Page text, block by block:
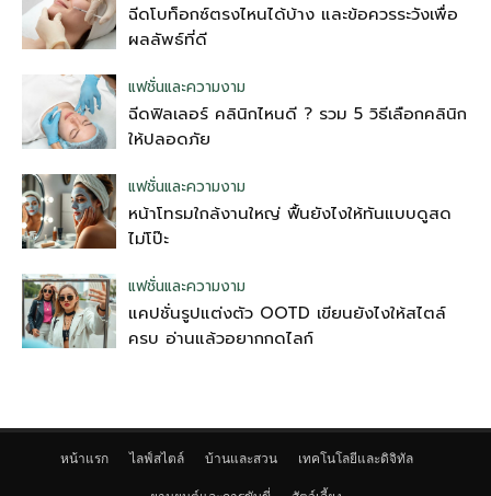
ฉีดโบท็อกซ์ตรงไหนได้บ้าง และข้อควรระวังเพื่อ
ผลลัพธ์ที่ดี
แฟชั่นและความงาม
ฉีดฟิลเลอร์ คลินิกไหนดี ? รวม 5 วิธีเลือกคลินิก
ให้ปลอดภัย
แฟชั่นและความงาม
หน้าโทรมใกล้งานใหญ่ ฟื้นยังไงให้ทันแบบดูสด
ไม่โป๊ะ
แฟชั่นและความงาม
แคปชั่นรูปแต่งตัว OOTD เขียนยังไงให้สไตล์
ครบ อ่านแล้วอยากกดไลก์
หน้าแรก ไลฟ์สไตล์ บ้านและสวน เทคโนโลยีและดิจิทัล